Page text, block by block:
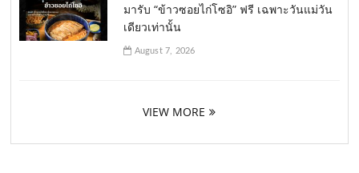
มารับ “ข้าวซอยไก่โซอิ” ฟรี เฉพาะวันแม่วัน
เดียวเท่านั้น
August 7, 2026
VIEW MORE